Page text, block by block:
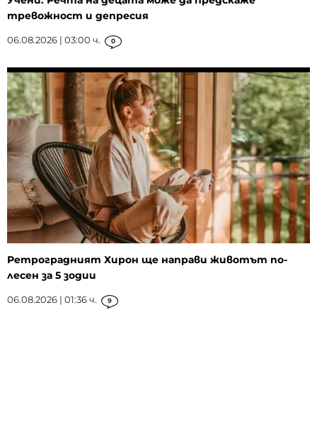
тревожност и депресия
06.08.2026 | 03:00 ч. 0
Ретроградният Хирон ще направи животът по-
лесен за 5 зодии
06.08.2026 | 01:36 ч. 9